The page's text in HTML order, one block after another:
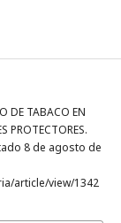
DE TABACO EN
PROTECTORES.
8 de agosto de
article/view/1342